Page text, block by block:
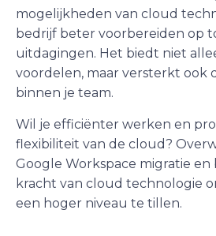
mogelijkheden van cloud
bedrijf beter voorbereiden op
uitdagingen. Het biedt niet
voordelen, maar versterkt ook
binnen je team.
Wil je efficiënter werken en
flexibiliteit van de cloud?
Google Workspace migratie
kracht van cloud technologie
een hoger niveau te tillen.